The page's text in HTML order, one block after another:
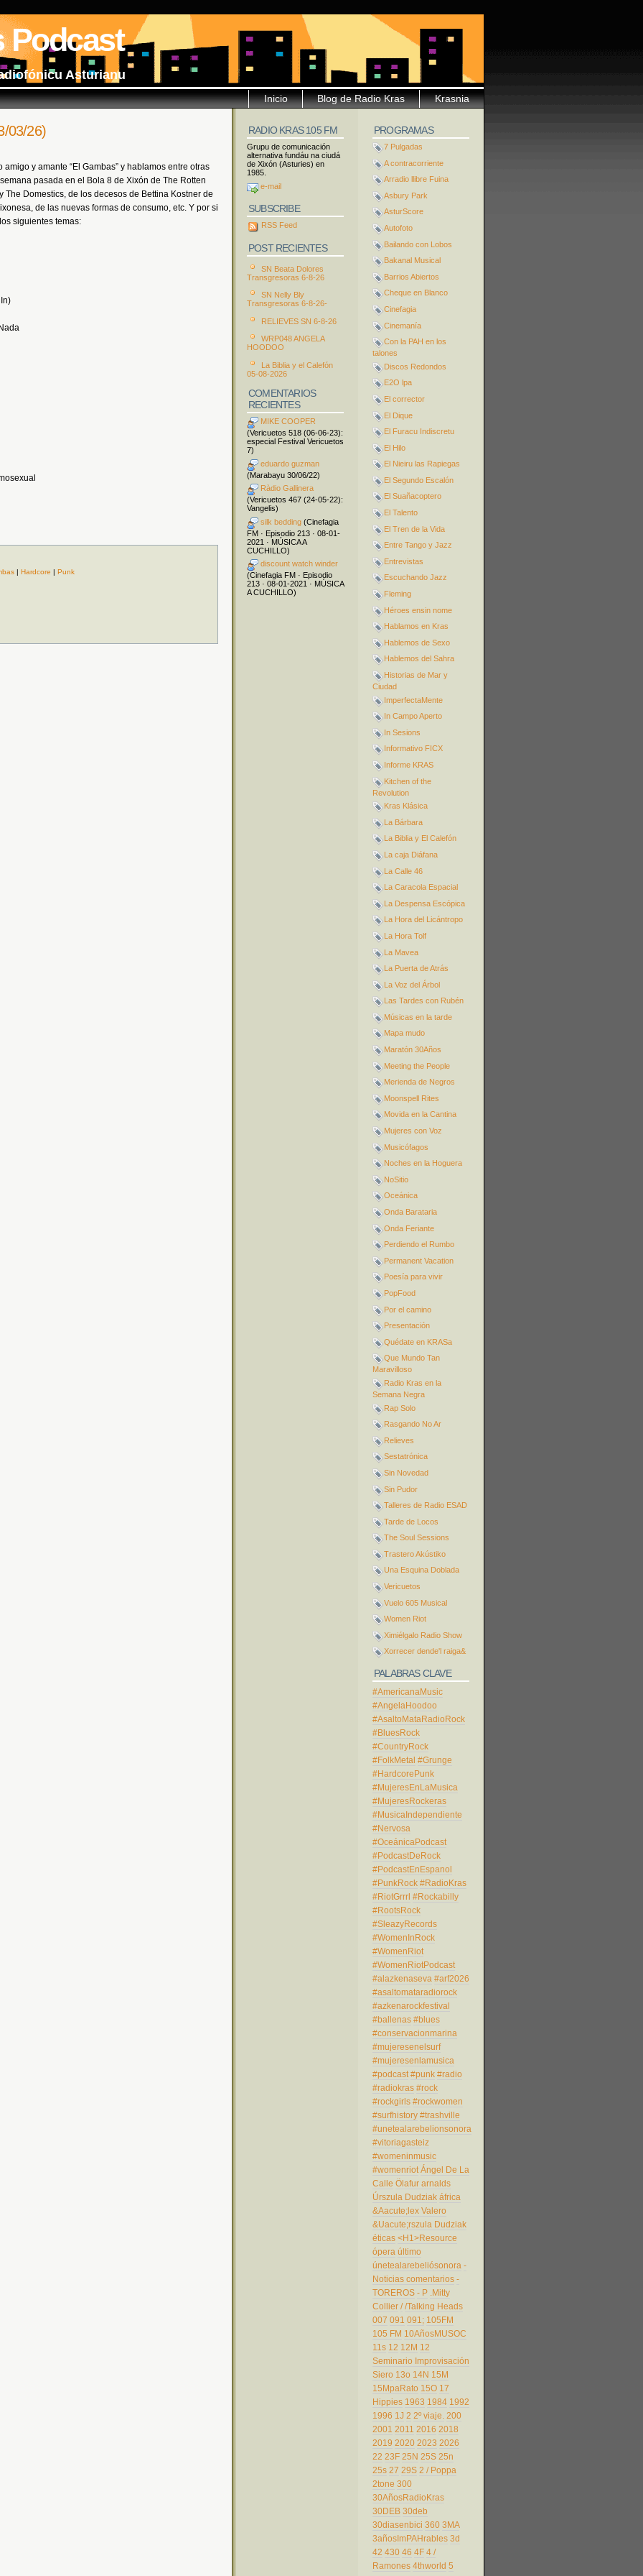
Podcast
Asturianu
Krasnia
Blog de Radio Kras
Inicio
03/26)
y amante “El Gambas” y hablamos entre otras
pasada en el Bola 8 de Xixón de The Rotten
The Domestics, de los decesos de Bettina Kostner de
de las nuevas formas de consumo, etc. Y por si
siguientes temas:
| Hardcore | Punk
PROGRAMAS
7 Pulgadas
A contracorriente
Arradio llibre Fuina
Asbury Park
AsturScore
Autofoto
Bailando con Lobos
Bakanal Musical
Barrios Abiertos
Cheque en Blanco
Cinefagia
Cinemanía
Con la PAH en los
talones
Discos Redondos
E2O lpa
El corrector
El Dique
El Furacu Indiscretu
El Hilo
El Nieiru las Rapiegas
El Segundo Escalón
El Suañacoptero
El Talento
El Tren de la Vida
Entre Tango y Jazz
Entrevistas
Escuchando Jazz
Fleming
Héroes ensin nome
Hablamos en Kras
Hablemos de Sexo
Hablemos del Sahra
Historias de Mar y
Ciudad
ImperfectaMente
In Campo Aperto
In Sesions
Informativo FICX
Informe KRAS
Kitchen of the
Revolution
Kras Klásica
La Bárbara
La Biblia y El Calefón
La caja Diáfana
La Calle 46
La Caracola Espacial
La Despensa Escópica
La Hora del Licántropo
La Hora Tolf
La Mavea
La Puerta de Atrás
La Voz del Árbol
Las Tardes con Rubén
Músicas en la tarde
Mapa mudo
Maratón 30Años
Meeting the People
Merienda de Negros
Moonspell Rites
Movida en la Cantina
Mujeres con Voz
Musicófagos
Noches en la Hoguera
NoSitio
Oceánica
Onda Barataria
Onda Feriante
Perdiendo el Rumbo
Permanent Vacation
Poesía para vivir
PopFood
Por el camino
Presentación
Quédate en KRASa
Que Mundo Tan
Maravilloso
Radio Kras en la
Semana Negra
Rap Solo
Rasgando No Ar
Relieves
Sestatrónica
Sin Novedad
Sin Pudor
Talleres de Radio ESAD
Tarde de Locos
The Soul Sessions
Trastero Akústiko
Una Esquina Doblada
Vericuetos
Vuelo 605 Musical
Women Riot
Ximiélgalo Radio Show
Xorrecer dende'l raiga&
PALABRAS CLAVE
#AmericanaMusic
#AngelaHoodoo
#AsaltoMataRadioRock
#BluesRock
#CountryRock
#FolkMetal #Grunge
#HardcorePunk
#MujeresEnLaMusica
#MujeresRockeras
#MusicaIndependiente
#Nervosa
#OceánicaPodcast
#PodcastDeRock
#PodcastEnEspanol
#PunkRock #RadioKras
#RiotGrrrl #Rockabilly
#RootsRock
#SleazyRecords
#WomenInRock
#WomenRiot
#WomenRiotPodcast
#alazkenaseva #arf2026
#asaltomataradiorock
#azkenarockfestival
#ballenas #blues
#conservacionmarina
#mujeresenelsurf
#mujeresenlamusica
#podcast #punk #radio
#radiokras #rock
#rockgirls #rockwomen
#surfhistory #trashville
#unetealarebelionsonora
#vitoriagasteiz
#womeninmusic
#womenriot Ángel De La
Calle Ölafur arnalds
Úrszula Dudziak áfrica
&Aacute;lex Valero
&Uacute;rszula Dudziak
éticas <H1>Resource
ópera último
únetealarebeliósonora -
Noticias comentarios -
TOREROS - P .Mitty
Collier / /Talking Heads
007 091 091; 105FM
105 FM 10AñosMUSOC
11s 12 12M 12
Seminario Improvisación
Siero 13o 14N 15M
15MpaRato 15O 17
Hippies 1963 1984 1992
1996 1J 2 2º viaje. 200
2001 2011 2016 2018
2019 2020 2023 2026
22 23F 25N 25S 25n
25s 27 29S 2 / Poppa
2tone 300
30AñosRadioKras
30DEB 30deb
30diasenbici 360 3MA
3añosImPAHrables 3d
42 430 46 4F 4 /
Ramones 4thworld 5
RADIO KRAS 105 FM
Grupu de comunicación
alternativa fundáu na ciudá
de Xixón (Asturies) en
1985.
e-mail
SUBSCRIBE
RSS Feed
POST RECIENTES
SN Beata Dolores
Transgresoras 6-8-26
SN Nelly Bly
Transgresoras 6-8-26-
RELIEVES SN 6-8-26
WRP048 ANGELA
HOODOO
La Biblia y el Calefón
05-08-2026
COMENTARIOS
RECIENTES
MIKE COOPER
(Vericuetos 518 (06-06-23):
especial Festival Vericuetos
7)
eduardo guzman
(Marabayu 30/06/22)
Ràdio Gallinera
(Vericuetos 467 (24-05-22):
Vangelis)
silk bedding (Cinefagia
FM · Episodio 213 · 08-01-
2021 · MÚSICA A
CUCHILLO)
discount watch winder
(Cinefagia FM · Episodio
213 · 08-01-2021 · MÚSICA
A CUCHILLO)